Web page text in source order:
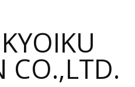
CO.,LTD.